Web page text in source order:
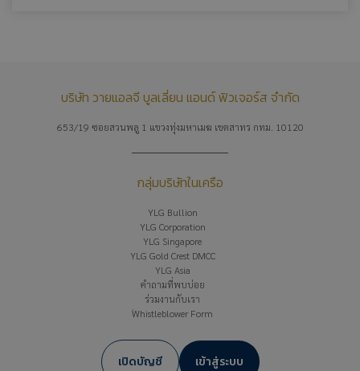
บริษัท วายแอลจี บูลเลี่ยน แอนด์ ฟิวเจอร์ส จำกัด
653/19 ซอยสวนพลู 1 แขวงทุ่งมหาเมฆ เขตสาทร กทม. 10120
กลุ่มบริษัทในเครือ
YLG Bullion
YLG Corporation
YLG Singapore
YLG Gold Crest DMCC
YLG Asia
คำถามที่พบบ่อย
ร่วมงานกับเรา
Whistleblower Form
เปิดบัญชี เข้าสู่ระบบ